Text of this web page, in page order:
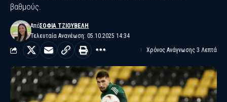
βαθμούς.
Τελευταία Ανανέωση: 05.10.2025 14:34
ΑπόΣΟΦΊΑ ΤΖΙΟΎΒΕΛΗ
Χρόνος Ανάγνωσης 3 Λεπτά